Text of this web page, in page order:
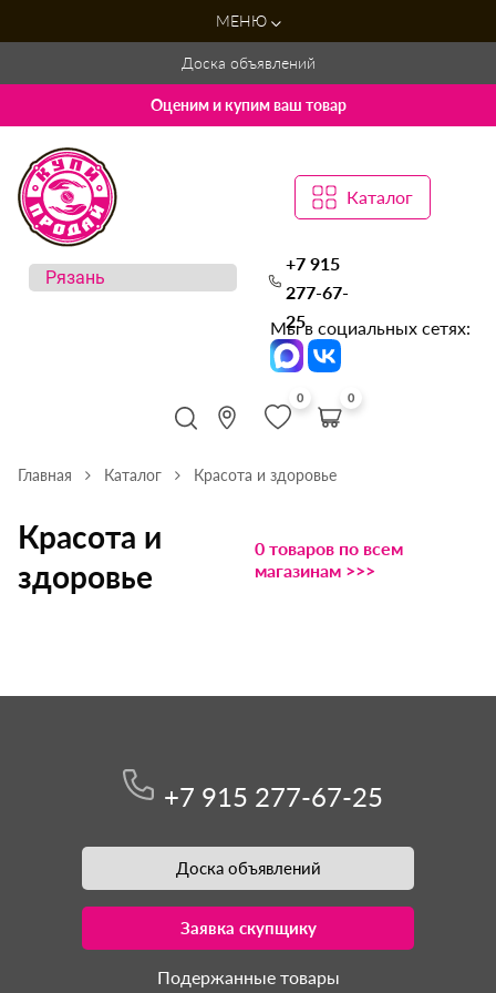
МЕНЮ
Доска объявлений
Оценим и купим ваш товар
Каталог
+7 915
277-67-
25
Мы в социальных сетях:
0 0
Главная Каталог Красота и здоровье
Красота и
здоровье
0 товаров по всем
магазинам >>>
+7 915 277-67-25
Доска объявлений
Заявка скупщику
Подержанные товары